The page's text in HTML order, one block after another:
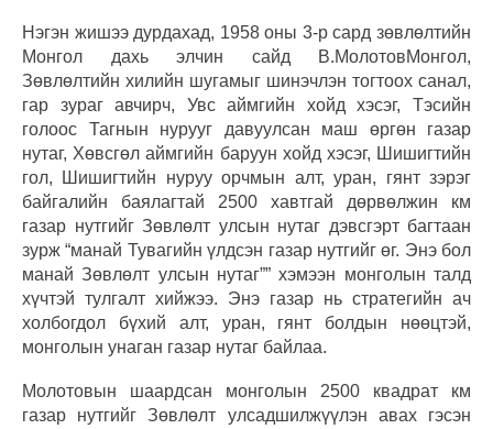
Нэгэн жишээ дурдахад, 1958 оны 3-р сард зөвлөлтийн
Монгол дахь элчин сайд В.МолотовМонгол,
Зөвлөлтийн хилийн шугамыг шинэчлэн тогтоох санал,
гар зураг авчирч, Увс аймгийн хойд хэсэг, Тэсийн
голоос Тагнын нурууг давуулсан маш өргөн газар
нутаг, Хөвсгөл аймгийн баруун хойд хэсэг, Шишигтийн
гол, Шишигтийн нуруу орчмын алт, уран, гянт зэрэг
байгалийн баялагтай 2500 хавтгай дөрвөлжин км
газар нутгийг Зөвлөлт улсын нутаг дэвсгэрт багтаан
зурж “манай Тувагийн үлдсэн газар нутгийг өг. Энэ бол
манай Зөвлөлт улсын нутаг”” хэмээн монголын талд
хүчтэй тулгалт хийжээ. Энэ газар нь стратегийн ач
холбогдол бүхий алт, уран, гянт болдын нөөцтэй,
монголын унаган газар нутаг байлаа.
Молотовын шаардсан монголын 2500 квадрат км
газар нутгийг Зөвлөлт улсадшилжүүлэн авах гэсэн